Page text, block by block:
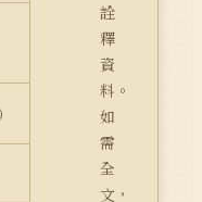
詮
釋
資
料。
如
需
全
文，